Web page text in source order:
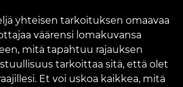
yhteisen tarkoituksen omaavaa
väärensi lomakuvansa
mitä tapahtuu rajauksen
tarkoittaa sitä, että olet
Et voi uskoa kaikkea, mitä